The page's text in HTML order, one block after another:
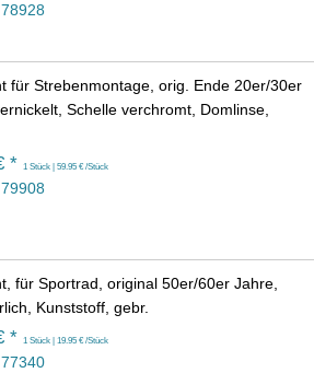
für Strebenmontage, orig. Ende 20er/30er
Schelle verchromt, Domlinse,
* 1 Stück | 59.95 € /Stück
für Sportrad, original 50er/60er Jahre,
Kunststoff, gebr.
* 1 Stück | 19.95 € /Stück